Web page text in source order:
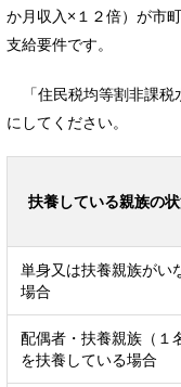
か月収入×１２倍）が市
支給要件です。
「住民税均等割非課
にしてください。
扶養している親族の
単身又は扶養親族がい
場合
配偶者・扶養親族（１
を扶養している場合